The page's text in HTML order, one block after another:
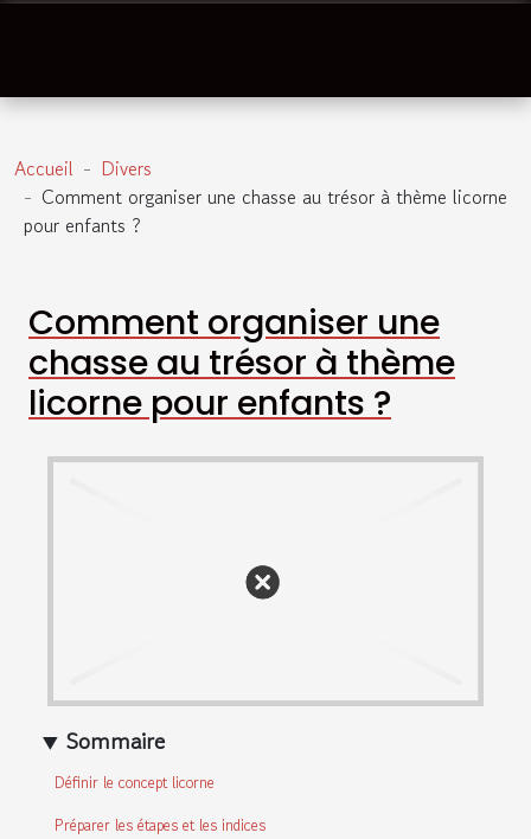
Accueil
Divers
Comment organiser une chasse au trésor à thème licorne
pour enfants ?
Comment organiser une
chasse au trésor à thème
licorne pour enfants ?
Sommaire
Définir le concept licorne
Préparer les étapes et les indices